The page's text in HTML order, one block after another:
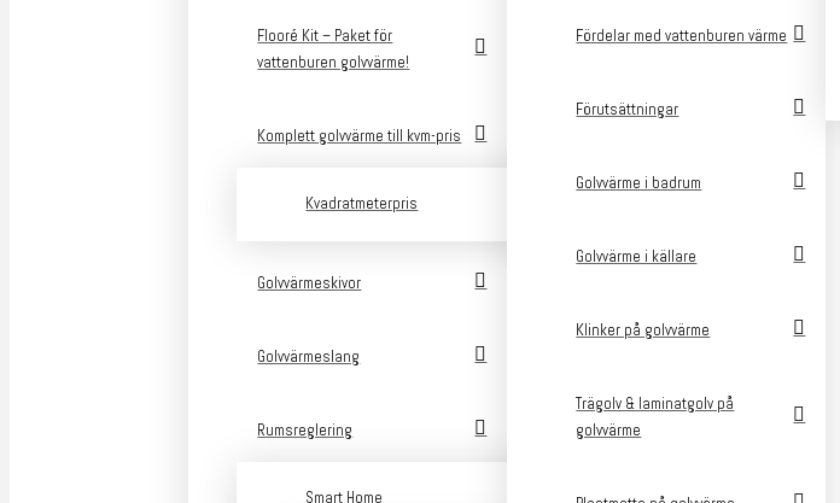
Flooré Kit – Paket för
vattenburen golvvärme!
Komplett golvvärme till kvm-pris
Kvadratmeterpris
Golvvärmeskivor
Golvvärmeslang
Rumsreglering
Smart Home
Fördelar med vattenburen värme
Förutsättningar
Golvvärme i badrum
Golvvärme i källare
Klinker på golvvärme
Trägolv & laminatgolv på
golvvärme